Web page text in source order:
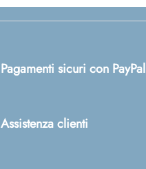
Pagamenti sicuri con PayPal
Assistenza clienti